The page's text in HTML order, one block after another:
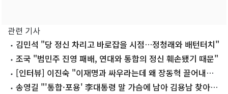
관련 기사
김민석 "당 정신 차리고 바로잡을 시점…정청래와 배턴터치"
조국 "범민주 진영 패배, 연대와 통합의 정신 훼손됐기 때문"
[인터뷰] 이진숙 "이재명과 싸우라는데 왜 장동혁 끌어내리
려 하나"
송영길 "'통합·포용' 李대통령 말 가슴에 남아 김용남 찾아